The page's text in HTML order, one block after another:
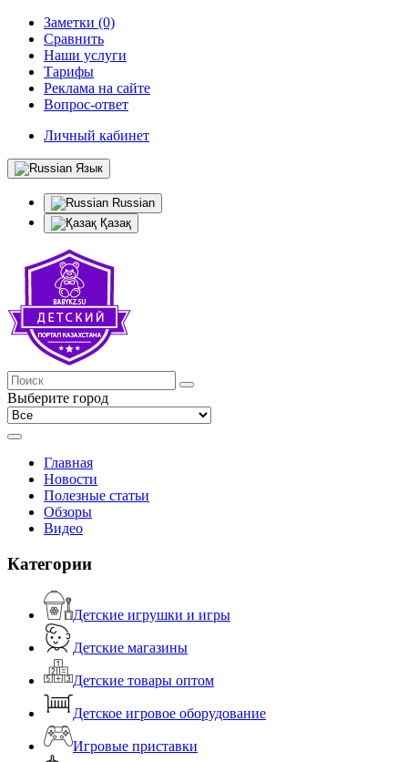
Заметки (0)
Сравнить
Наши услуги
Тарифы
Реклама на сайте
Вопрос-ответ
Личный кабинет
Язык
Russian
Қазақ
Выберите город
Главная
Новости
Полезные статьи
Обзоры
Видео
Категории
Детские игрушки и игры
Детские магазины
Детские товары оптом
Детское игровое оборудование
Игровые приставки